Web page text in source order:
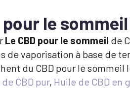
pour le sommeil
Le CBD pour le sommeil de
de vaporisation à base de
du CBD pour le
CBD pur, Huile de CBD en